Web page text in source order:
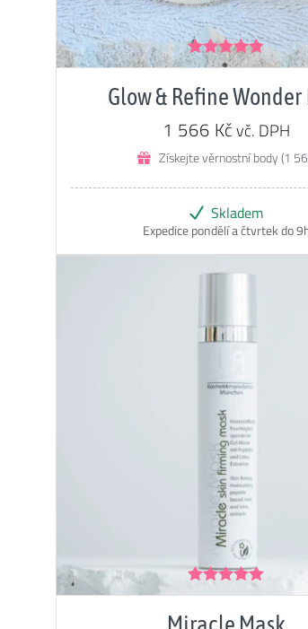
Hodnocení
Glow & Refine Wonder
1 566Kčvč. DPH
Získejte věrnostní body (1
Skladem
Expedice pondělí a čtvrtek do
Hodnocení